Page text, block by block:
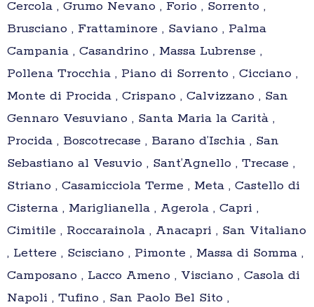
Cercola , Grumo Nevano , Forio , Sorrento ,
Brusciano , Frattaminore , Saviano , Palma
Campania , Casandrino , Massa Lubrense ,
Pollena Trocchia , Piano di Sorrento , Cicciano ,
Monte di Procida , Crispano , Calvizzano , San
Gennaro Vesuviano , Santa Maria la Carità ,
Procida , Boscotrecase , Barano d’Ischia , San
Sebastiano al Vesuvio , Sant’Agnello , Trecase ,
Striano , Casamicciola Terme , Meta , Castello di
Cisterna , Mariglianella , Agerola , Capri ,
Cimitile , Roccarainola , Anacapri , San Vitaliano
, Lettere , Scisciano , Pimonte , Massa di Somma ,
Camposano , Lacco Ameno , Visciano , Casola di
Napoli , Tufino , San Paolo Bel Sito ,